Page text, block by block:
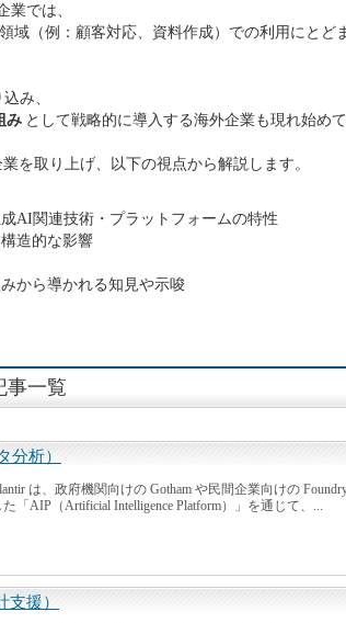
業では、
域（例：顧客対応、資料作成）での利用にとど
み、
み として戦略的に導入する海外企業も現れ始めて
を取り上げ、以下の視点から解説します。
AI関連技術・プラットフォームの特性
造的な影響
から導かれる知見や示唆
事一覧
分析）
は、政府機関向けの Gotham や民間企業向けの
「AIP（Artificial Intelligence Platform）」を通じて、...
援）